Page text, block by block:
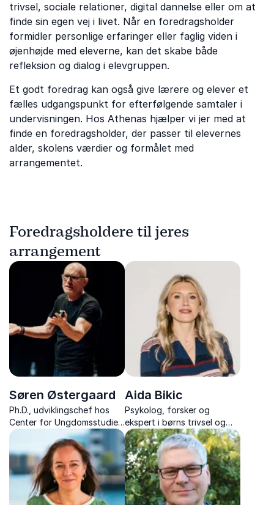
trivsel, sociale relationer, digital dannelse eller om at
finde sin egen vej i livet. Når en foredragsholder
formidler personlige erfaringer eller faglig viden i
øjenhøjde med eleverne, kan det skabe både
refleksion og dialog i elevgruppen.
Et godt foredrag kan også give lærere og elever et
fælles udgangspunkt for efterfølgende samtaler i
undervisningen. Hos Athenas hjælper vi jer med at
finde en foredragsholder, der passer til elevernes
alder, skolens værdier og formålet med
arrangementet.
Foredragsholdere til jeres
arrangement
Søren Østergaard
Ph.D., udviklingschef hos
Center for Ungdomsstudier,
forfatter, og ekspert i børn
Aida Bikic
Psykolog, forsker og
ekspert i børns trivsel og
skærmbrug med stærk
forskningsbaggrund – få
viden og værktøjer til
følelsesregulering og
grænsesætning.